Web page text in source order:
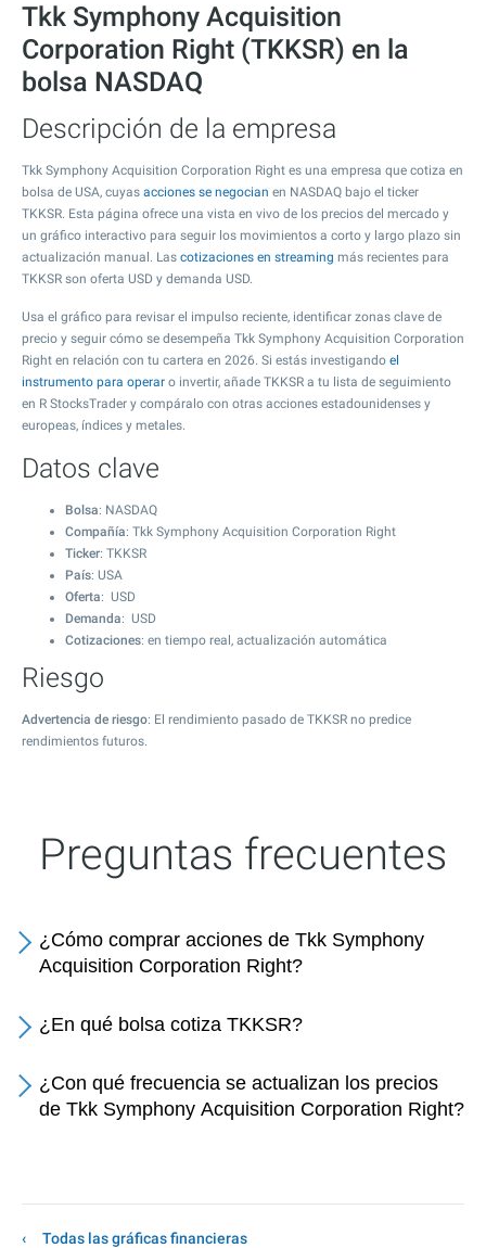
Tkk Symphony Acquisition
Corporation Right (TKKSR) en la
bolsa NASDAQ
Descripción de la empresa
Tkk Symphony Acquisition Corporation Right es una empresa que cotiza en
bolsa de USA, cuyas acciones se negocian en NASDAQ bajo el ticker
TKKSR. Esta página ofrece una vista en vivo de los precios del mercado y
un gráfico interactivo para seguir los movimientos a corto y largo plazo sin
actualización manual. Las cotizaciones en streaming más recientes para
TKKSR son oferta USD y demanda USD.
Usa el gráfico para revisar el impulso reciente, identificar zonas clave de
precio y seguir cómo se desempeña Tkk Symphony Acquisition Corporation
Right en relación con tu cartera en 2026. Si estás investigando el
instrumento para operar o invertir, añade TKKSR a tu lista de seguimiento
en R StocksTrader y compáralo con otras acciones estadounidenses y
europeas, índices y metales.
Datos clave
Bolsa: NASDAQ
Compañía: Tkk Symphony Acquisition Corporation Right
Ticker: TKKSR
País: USA
Oferta: USD
Demanda: USD
Cotizaciones: en tiempo real, actualización automática
Riesgo
Advertencia de riesgo: El rendimiento pasado de TKKSR no predice
rendimientos futuros.
Preguntas frecuentes
¿Cómo comprar acciones de Tkk Symphony
Acquisition Corporation Right?
¿En qué bolsa cotiza TKKSR?
¿Con qué frecuencia se actualizan los precios
de Tkk Symphony Acquisition Corporation Right?
Todas las gráficas financieras